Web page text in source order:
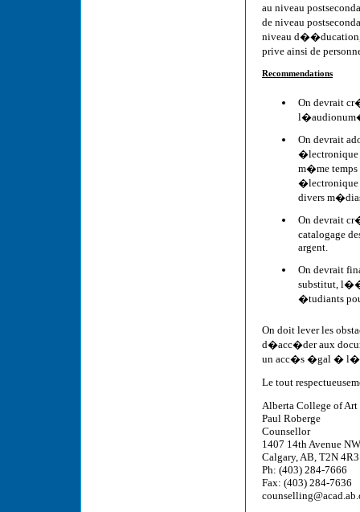
au niveau
de niveau
niveau
prive ainsi de
Recommendations
On devrait
On devrait
�lectronique
m�me
�lectronique
divers
On devrait
catalogage
argent.
On devrait
substitut,
�tudiants
On doit lever les
d�acc�der aux
un acc�s �gal �
Le tout
Alberta College of Art
Paul Roberge
Counsellor
1407 14th Avenue NW
Calgary, AB, T2N 4R3
Ph: (403) 284-7666
Fax: (403) 284-7636